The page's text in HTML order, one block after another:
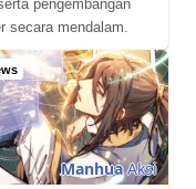
pengembangan
secara mendalam.
ManhuaAksi